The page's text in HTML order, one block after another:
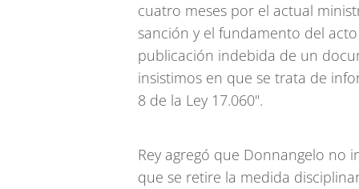
cuatro meses por el actual
sanción y el fundamento del
publicación indebida de un
insistimos en que se trata de
8 de la Ley 17.060".
Rey agregó que Donnangelo no
que se retire la medida